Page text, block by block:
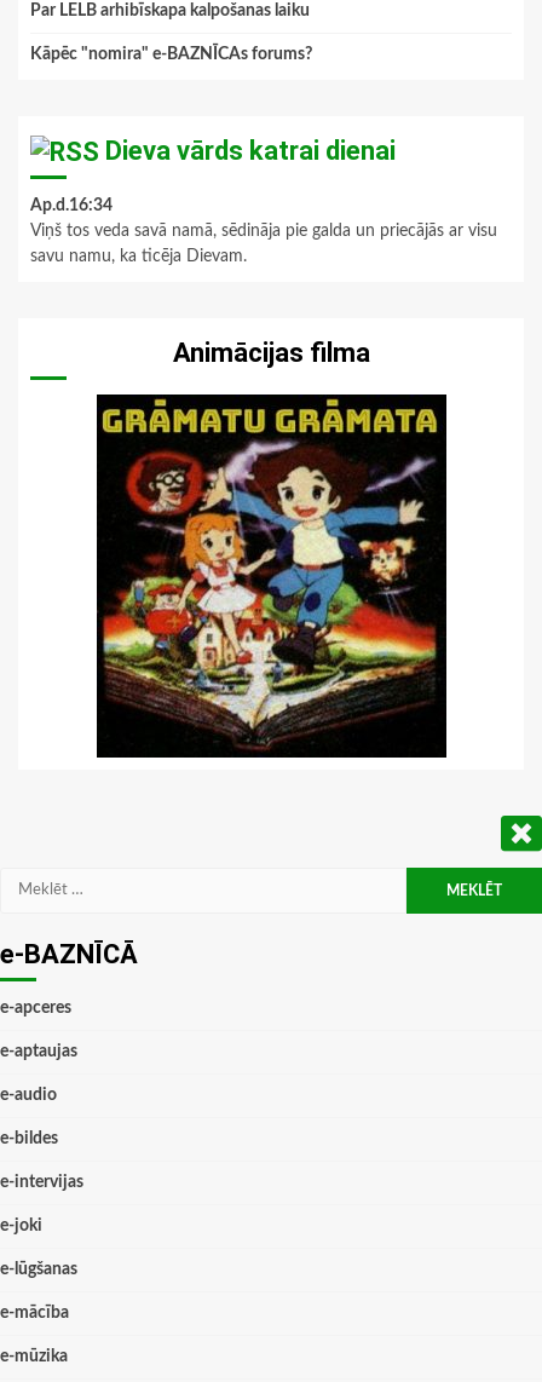
Par LELB arhibīskapa kalpošanas laiku
Kāpēc "nomira" e-BAZNĪCAs forums?
Dieva vārds katrai dienai
Ap.d.16:34
Viņš tos veda savā namā, sēdināja pie galda un priecājās ar visu
savu namu, ka ticēja Dievam.
Animācijas filma
Meklēt:
e-BAZNĪCĀ
e-apceres
e-aptaujas
e-audio
e-bildes
e-intervijas
e-joki
e-lūgšanas
e-mācība
e-mūzika